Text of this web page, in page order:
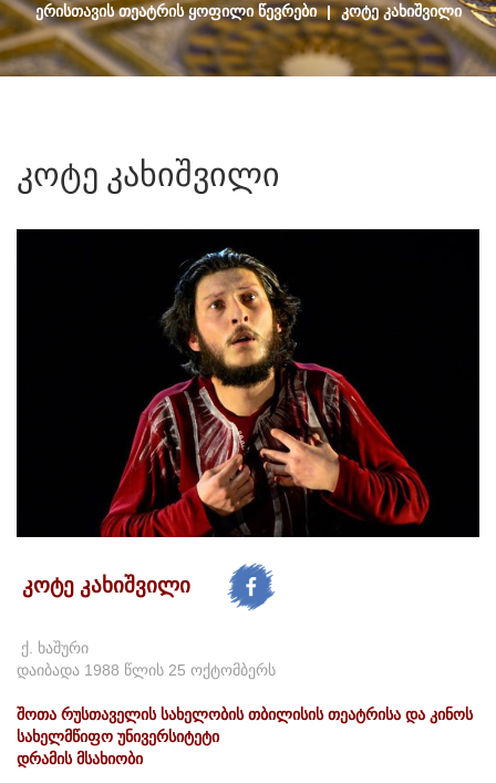
ᲔᲠᲘᲡᲗᲐᲕᲘᲡ ᲗᲔᲐᲢᲠᲘᲡ ᲧᲝᲤᲘᲚᲘ ᲬᲔᲕᲠᲔᲑᲘ | ᲙᲝᲢᲔ ᲙᲐᲮᲘᲨᲕᲘᲚᲘ
კოტე კახიშვილი
კოტე კახიშვილი
ქ. ხაშური
დაიბადა 1988 წლის 25 ოქტომბერს
შოთა რუსთაველის სახელობის თბილისის თეატრისა და კინოს
სახელმწიფო უნივერსიტეტი
დრამის მსახიობი